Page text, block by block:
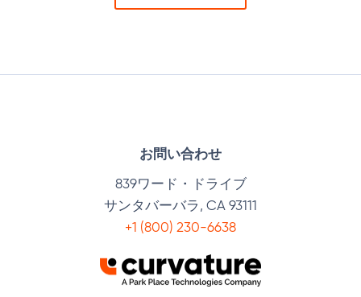
お問い合わせ
839ワード・ドライブ
サンタバーバラ, CA 93111
+1 (800) 230-6638